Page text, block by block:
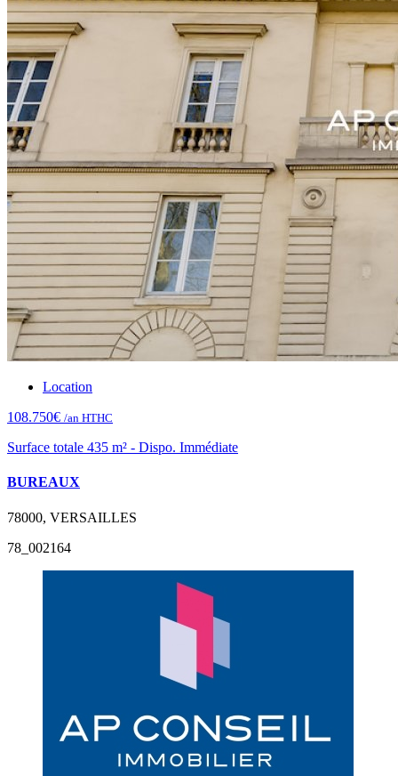
Location
108.750€ /an HTHC
Surface totale 435 m² - Dispo. Immédiate
BUREAUX
78000, VERSAILLES
78_002164